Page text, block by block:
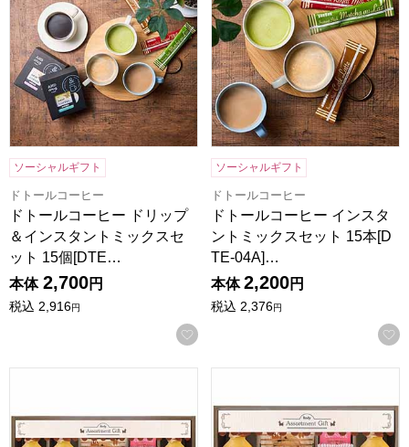
ソーシャルギフト
ドトールコーヒー
ドトールコーヒー ドリップ
＆インスタントミックスセ
ット 15個[DTE…
本体 2,700円
税込 2,916円
お気に入りに登録する
ソーシャルギフト
ドトールコーヒー
ドトールコーヒー インスタ
ントミックスセット 15本[D
TE-04A]…
本体 2,200円
税込 2,376円